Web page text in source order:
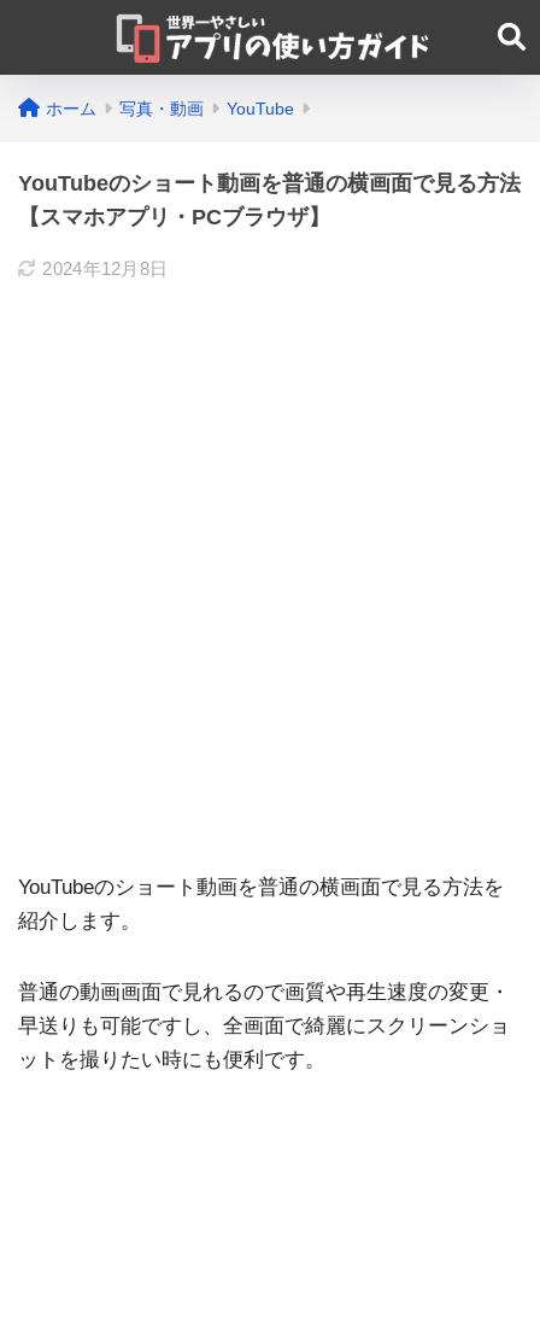
ホーム 写真・動画 YouTube
YouTubeのショート動画を普通の横画面で見る方法
【スマホアプリ・PCブラウザ】
2024年12月8日
YouTubeのショート動画を普通の横画面で見る方法を
紹介します。
普通の動画画面で見れるので画質や再生速度の変更・
早送りも可能ですし、全画面で綺麗にスクリーンショ
ットを撮りたい時にも便利です。